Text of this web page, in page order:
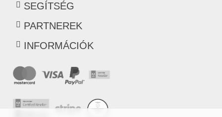
SEGÍTSÉG
PARTNEREK
INFORMÁCIÓK